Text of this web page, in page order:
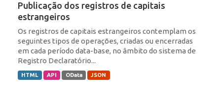
Publicação dos registros de capitais
estrangeiros
Os registros de capitais estrangeiros contemplam os
seguintes tipos de operações, criadas ou encerradas
em cada período data-base, no âmbito do sistema de
Registro Declaratório...
HTML API OData JSON